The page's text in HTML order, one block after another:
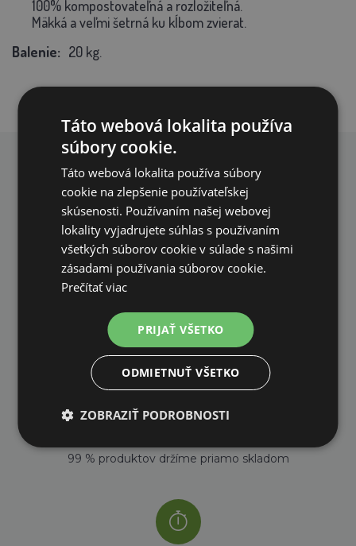
100% kompostovateľná a rozložiteľná.
Mäkká a veľmi šetrná ku kĺbom zvierat.
Balenie: 20 kg.
PREČO NAKUPOVAŤ U NÁS?
DOPRAVA ZDARMA
na všetky objednávky od 200€ vrátane DPH.
99 % produktov držíme priamo skladom
Táto webová lokalita používa
súbory cookie.
Táto webová lokalita používa súbory
cookie na zlepšenie používateľskej
skúsenosti. Používaním našej webovej
lokality vyjadrujete súhlas s používaním
všetkých súborov cookie v súlade s našimi
zásadami používania súborov cookie.
Prečítať viac
PRIJAŤ VŠETKO
ODMIETNUŤ VŠETKO
ZOBRAZIŤ PODROBNOSTI